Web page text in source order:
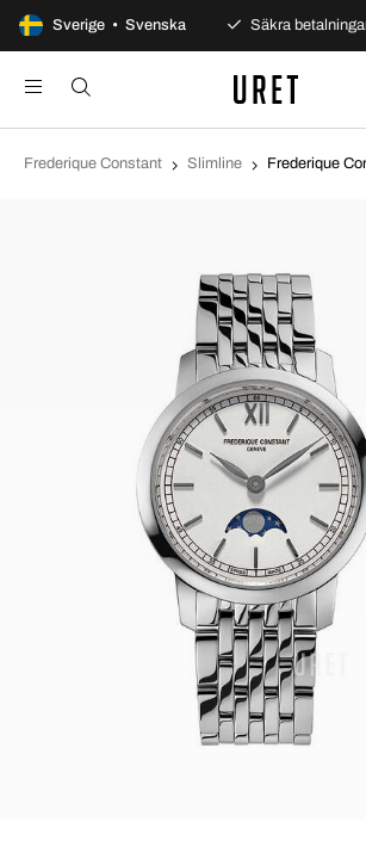
Sverige • Svenska
100 dagars öppet köp Säkra betalningar
Frederique Constant Slimline